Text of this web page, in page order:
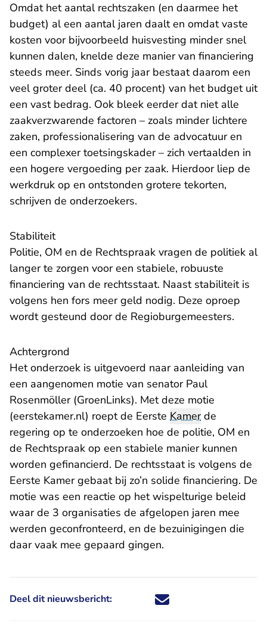
Omdat het aantal rechtszaken (en daarmee het
budget) al een aantal jaren daalt en omdat vaste
kosten voor bijvoorbeeld huisvesting minder snel
kunnen dalen, knelde deze manier van financiering
steeds meer. Sinds vorig jaar bestaat daarom een
veel groter deel (ca. 40 procent) van het budget uit
een vast bedrag. Ook bleek eerder dat niet alle
zaakverzwarende factoren – zoals minder lichtere
zaken, professionalisering van de advocatuur en
een complexer toetsingskader – zich vertaalden in
een hogere vergoeding per zaak. Hierdoor liep de
werkdruk op en ontstonden grotere tekorten,
schrijven de onderzoekers.
Stabiliteit
Politie, OM en de Rechtspraak vragen de politiek al
langer te zorgen voor een stabiele, robuuste
financiering van de rechtsstaat. Naast stabiliteit is
volgens hen fors meer geld nodig. Deze oproep
wordt gesteund door de Regioburgemeesters.
Achtergrond
Het onderzoek is uitgevoerd naar aanleiding van
een aangenomen motie van senator Paul
Rosenmöller (GroenLinks). Metdeze motie
(eerstekamer.nl) - U verlaat Rechtspraak.nl
roept de Eerste Kamerde
regering op te onderzoeken hoe de politie, OM en
de Rechtspraak op een stabiele manier kunnen
worden gefinancierd. De rechtsstaat is volgens de
Eerste Kamer gebaat bij zo’n solide financiering. De
motie was een reactie op het wispelturige beleid
waar de 3 organisaties de afgelopen jaren mee
werden geconfronteerd, en de bezuinigingen die
daar vaak mee gepaard gingen.
Deel dit nieuwsbericht: Deel dit nieuwsbericht via X -
Deel dit nieuwsbericht via
Deel dit nieuwsbericht
Deel dit